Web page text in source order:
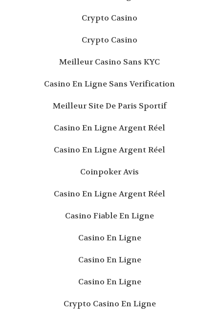
Crypto Casino
Crypto Casino
Meilleur Casino Sans KYC
Casino En Ligne Sans Verification
Meilleur Site De Paris Sportif
Casino En Ligne Argent Réel
Casino En Ligne Argent Réel
Coinpoker Avis
Casino En Ligne Argent Réel
Casino Fiable En Ligne
Casino En Ligne
Casino En Ligne
Casino En Ligne
Crypto Casino En Ligne